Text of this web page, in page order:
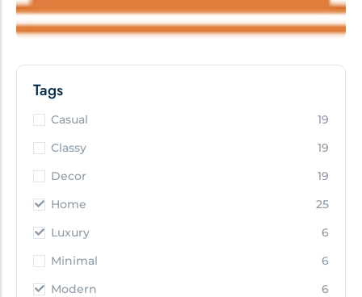
Tags
Casual
19
Classy
19
Decor
19
Home
25
Luxury
6
Minimal
6
Modern
6